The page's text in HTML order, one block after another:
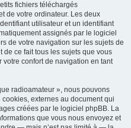
fichiers téléchargés
de votre ordinateur. Les deux
utilisateur et un identifiant
assignés par le logiciel
de votre navigation sur les sujets de
ce fait tous les sujets que vous
votre confort de navigation en tant
radioamateur », nous pouvons
externes au document qui
créées par le logiciel phpBB. La
que vous nous envoyez et